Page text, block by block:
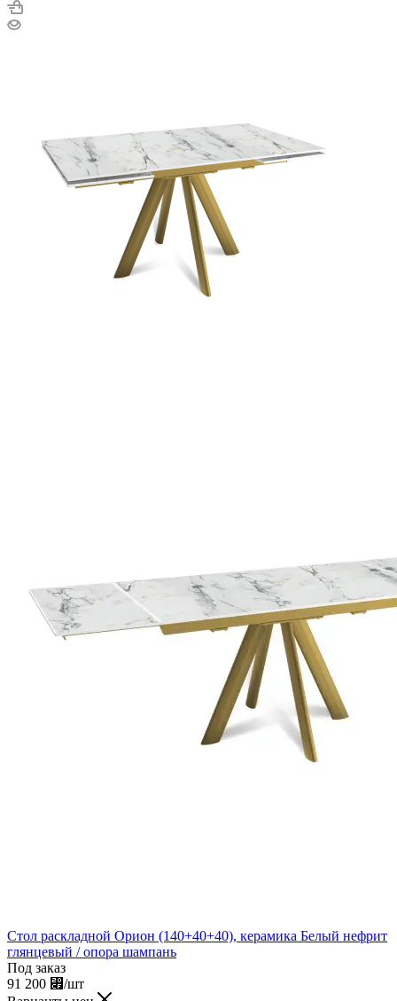
Стол раскладной Орион (140+40+40), керамика Белый нефрит
глянцевый / опора шампань
Под заказ
91 200 ⃏/шт